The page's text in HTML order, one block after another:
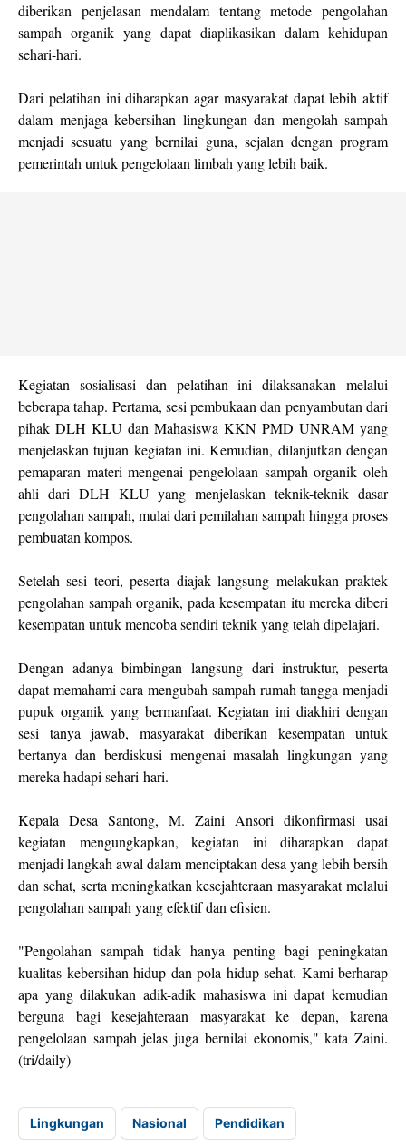
diberikan penjelasan mendalam tentang metode pengolahan
sampah organik yang dapat diaplikasikan dalam kehidupan
sehari-hari.
Dari pelatihan ini diharapkan agar masyarakat dapat lebih aktif
dalam menjaga kebersihan lingkungan dan mengolah sampah
menjadi sesuatu yang bernilai guna, sejalan dengan program
pemerintah untuk pengelolaan limbah yang lebih baik.
Kegiatan sosialisasi dan pelatihan ini dilaksanakan melalui
beberapa tahap. Pertama, sesi pembukaan dan penyambutan dari
pihak DLH KLU dan Mahasiswa KKN PMD UNRAM yang
menjelaskan tujuan kegiatan ini. Kemudian, dilanjutkan dengan
pemaparan materi mengenai pengelolaan sampah organik oleh
ahli dari DLH KLU yang menjelaskan teknik-teknik dasar
pengolahan sampah, mulai dari pemilahan sampah hingga proses
pembuatan kompos.
Setelah sesi teori, peserta diajak langsung melakukan praktek
pengolahan sampah organik, pada kesempatan itu mereka diberi
kesempatan untuk mencoba sendiri teknik yang telah dipelajari.
Dengan adanya bimbingan langsung dari instruktur, peserta
dapat memahami cara mengubah sampah rumah tangga menjadi
pupuk organik yang bermanfaat. Kegiatan ini diakhiri dengan
sesi tanya jawab, masyarakat diberikan kesempatan untuk
bertanya dan berdiskusi mengenai masalah lingkungan yang
mereka hadapi sehari-hari.
Kepala Desa Santong, M. Zaini Ansori dikonfirmasi usai
kegiatan mengungkapkan, kegiatan ini diharapkan dapat
menjadi langkah awal dalam menciptakan desa yang lebih bersih
dan sehat, serta meningkatkan kesejahteraan masyarakat melalui
pengolahan sampah yang efektif dan efisien.
"Pengolahan sampah tidak hanya penting bagi peningkatan
kualitas kebersihan hidup dan pola hidup sehat. Kami berharap
apa yang dilakukan adik-adik mahasiswa ini dapat kemudian
berguna bagi kesejahteraan masyarakat ke depan, karena
pengelolaan sampah jelas juga bernilai ekonomis," kata Zaini.
(tri/daily)
Lingkungan Nasional Pendidikan